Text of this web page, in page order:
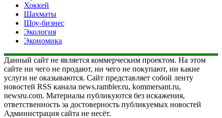
Хоккей
Шахматы
Шоу-бизнес
Экология
Экономика
Данный сайт не является коммерческим проектом. На этом
сайте ни чего не продают, ни чего не покупают, ни какие
услуги не оказываются. Сайт представляет собой ленту
новостей RSS канала news.rambler.ru, kommersant.ru,
newsru.com. Материалы публикуются без искажения,
ответственность за достоверность публикуемых новостей
Администрация сайта не несёт.